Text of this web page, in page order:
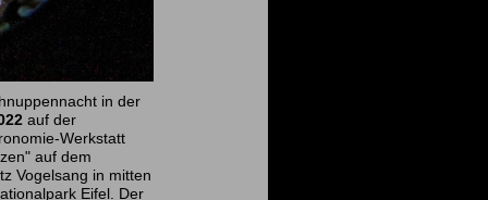
in der
auf der
Werkstatt
auf dem
Vogelsang in mitten
Eifel. Der